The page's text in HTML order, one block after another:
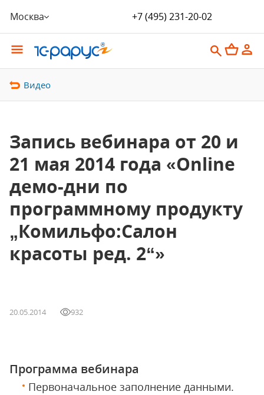
Москва +7 (495) 231-20-02
Видео
Запись вебинара от 20 и
21 мая 2014 года «Online
демо-дни по
программному продукту
„Комильфо:Салон
красоты ред. 2“»
20.05.2014 932
Программа вебинара
Первоначальное заполнение данными.